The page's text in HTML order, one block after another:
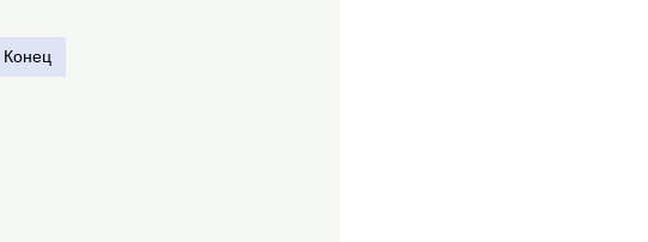
Конец